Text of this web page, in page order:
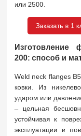
или 2500.
Заказать в 1
Изготовление
200: способ и
Weld neck flanges
ковки. Из
ударом или
– цельная
устойчивая к
эксплуатации и